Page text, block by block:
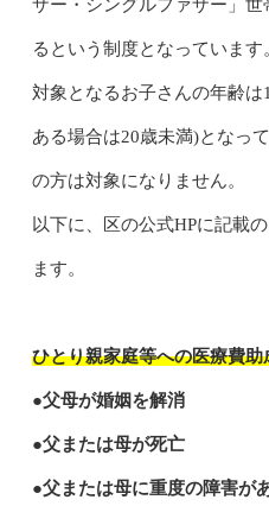
ザー・シングルファザー」
るという制度となっています
対象となるお子さんの年齢
ある場合は20歳未満)となっ
の方は対象になりません。
以下に、区の公式HPに記載
ます。
ひとり親家庭等への医療費助
●父母が婚姻を解消
●父または母が死亡
●父または母に重度の障害が